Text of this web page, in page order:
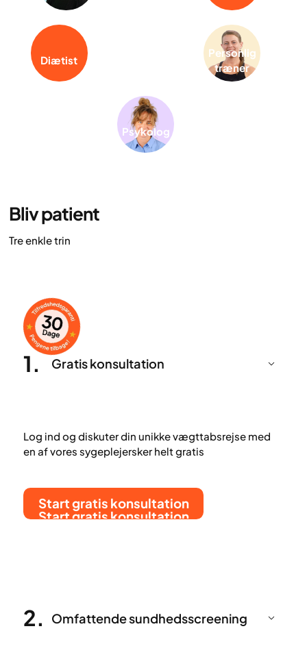
Diætist
Personlig
træner
Psykolog
Bliv patient
Tre enkle trin
1. Gratis konsultation
Log ind og diskuter din unikke vægttabsrejse med
en af vores sygeplejersker helt gratis
Start gratis konsultation
Start gratis konsultation
2. Omfattende sundhedsscreening